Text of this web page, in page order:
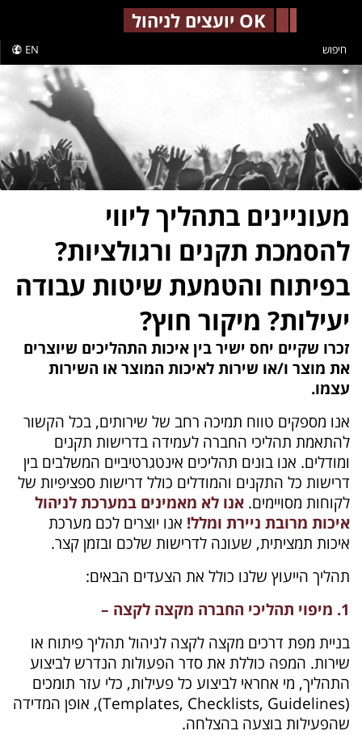
OK יועצים לניהול
EN חיפוש
מעוניינים בתהליך ליווי
להסמכת תקנים ורגולציות?
בפיתוח והטמעת שיטות עבודה
יעילות? מיקור חוץ?
זכרו שקיים יחס ישיר בין איכות התהליכים שיוצרים
את מוצר ו/או שירות לאיכות המוצר או השירות
עצמו.
אנו מספקים טווח תמיכה רחב של שירותים, בכל הקשור
להתאמת תהליכי החברה לעמידה בדרישות תקנים
ומודלים. אנו בונים תהליכים אינטגרטיביים המשלבים בין
דרישות כל התקנים והמודלים כולל דרישות ספציפיות של
לקוחות מסויימים. אנו לא מאמינים במערכת לניהול
איכות מרובת ניירת ומלל! אנו יוצרים לכם מערכת
איכות תמציתית, שעונה לדרישות שלכם ובזמן קצר.
תהליך הייעוץ שלנו כולל את הצעדים הבאים:
1. מיפוי תהליכי החברה מקצה לקצה –
בניית מפת דרכים מקצה לקצה לניהול תהליך פיתוח או
שירות. המפה כוללת את סדר הפעולות הנדרש לביצוע
התהליך, מי אחראי לביצוע כל פעילות, כלי עזר תומכים
(Templates, Checklists, Guidelines), אופן המדידה
שהפעילות בוצעה בהצלחה.